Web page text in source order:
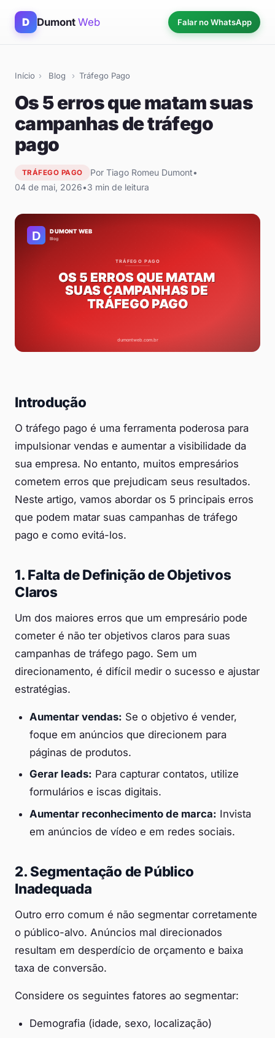
D Dumont Web Falar no WhatsApp
Início › Blog › Tráfego Pago
Os 5 erros que matam suas
campanhas de tráfego
pago
TRÁFEGO PAGO Por Tiago Romeu Dumont•
04 de mai, 2026•3 min de leitura
Introdução
O tráfego pago é uma ferramenta poderosa para
impulsionar vendas e aumentar a visibilidade da
sua empresa. No entanto, muitos empresários
cometem erros que prejudicam seus resultados.
Neste artigo, vamos abordar os 5 principais erros
que podem matar suas campanhas de tráfego
pago e como evitá-los.
1. Falta de Definição de Objetivos
Claros
Um dos maiores erros que um empresário pode
cometer é não ter objetivos claros para suas
campanhas de tráfego pago. Sem um
direcionamento, é difícil medir o sucesso e ajustar
estratégias.
Aumentar vendas: Se o objetivo é vender,
foque em anúncios que direcionem para
páginas de produtos.
Gerar leads: Para capturar contatos, utilize
formulários e iscas digitais.
Aumentar reconhecimento de marca: Invista
em anúncios de vídeo e em redes sociais.
2. Segmentação de Público
Inadequada
Outro erro comum é não segmentar corretamente
o público-alvo. Anúncios mal direcionados
resultam em desperdício de orçamento e baixa
taxa de conversão.
Considere os seguintes fatores ao segmentar:
Demografia (idade, sexo, localização)
Assistente Dumont Web